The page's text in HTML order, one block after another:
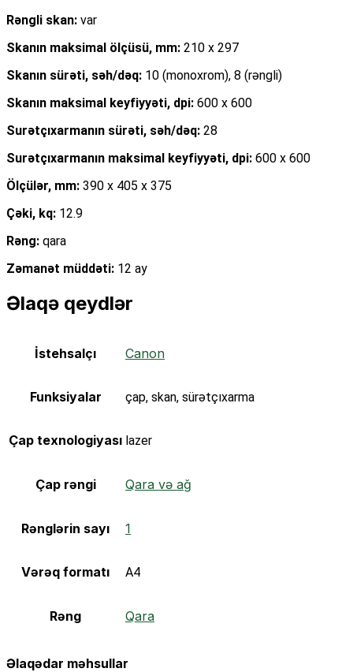
Rəngli skan: var
Skanın maksimal ölçüsü, mm: 210 x 297
Skanın sürəti, səh/dəq: 10 (monoxrom), 8 (rəngli)
Skanın maksimal keyfiyyəti, dpi: 600 x 600
Surətçıxarmanın sürəti, səh/dəq: 28
Surətçıxarmanın maksimal keyfiyyəti, dpi: 600 x 600
Ölçülər, mm: 390 x 405 x 375
Çəki, kq: 12.9
Rəng: qara
Zəmanət müddəti: 12 ay
Əlaqə qeydlər
İstehsalçı Canon
Funksiyalar çap, skan, sürətçıxarma
Çap texnologiyası lazer
Çap rəngi Qara və ağ
Rənglərin sayı 1
Vərəq formatı A4
Rəng Qara
Əlaqədar məhsullar